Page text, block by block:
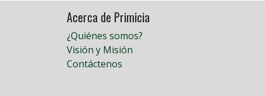
Acerca de Primicia
¿Quiénes somos?
Visión y Misión
Contáctenos